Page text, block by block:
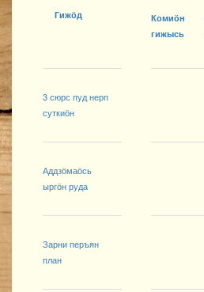
Гижӧд
Комиӧн
гижысь
3 сюрс пуд нерп
суткиӧн
Аддзӧмаӧсь
ыргӧн руда
Зарни перъян
план